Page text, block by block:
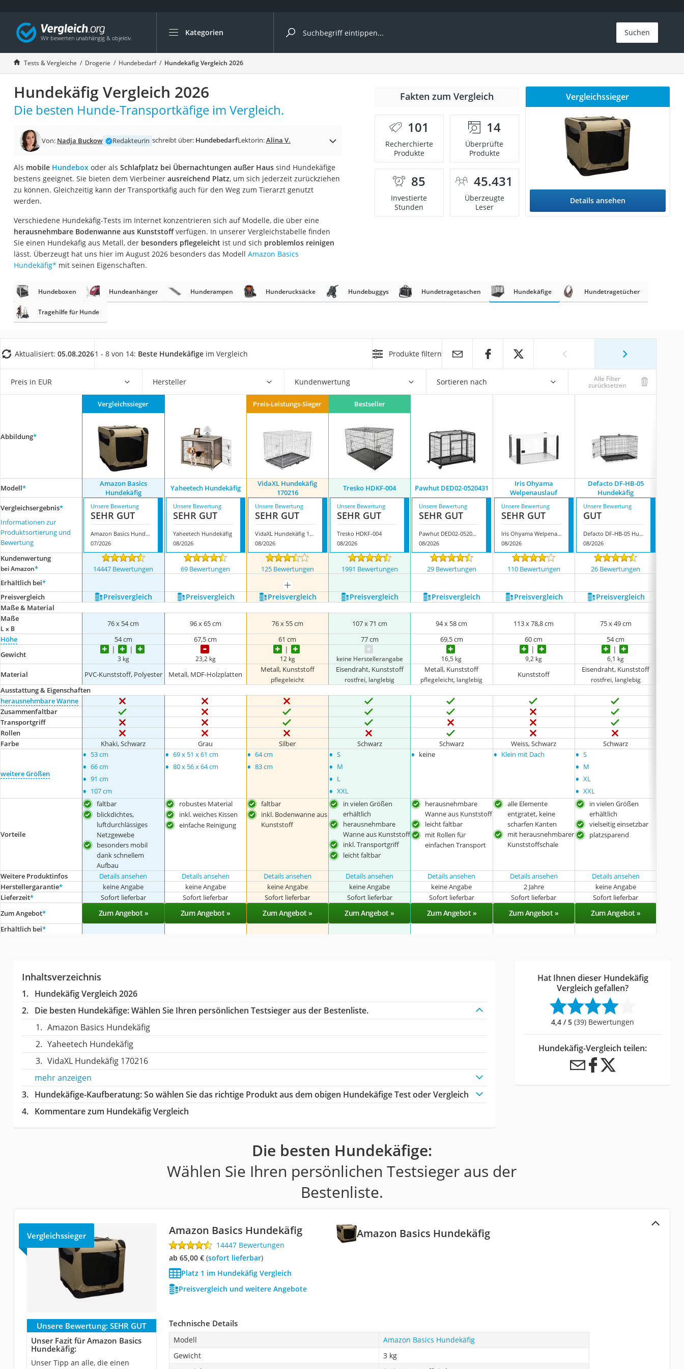
Kategorien
Die beliebtesten Vergleiche nach Kategorie
Drogerie
Inhalator
Haarschneider
Rollator
Braun Rasierer
Katzenklappe (Chip)
Masturbator
Massagepistole
Reisehaartrockner
Eiweißpulver
Magnesiumpräparat
Nackenmassagegerät
Zeckenschutz Katze
Schildkrötenhaus
Massagegerät
Service
Suchen
Tests & Vergleiche Drogerie Hundebedarf Hundekäfig Vergleich 2026
Hundekäfig Vergleich 2026
Die besten Hunde-Transportkäfige im Vergleich.
Von: Nadja Buckow Redakteurin schreibt über: HundebedarfLektorin:Alina V.
Als mobile Hundeboxoder als Schlafplatz bei Übernachtungen außer Haussind Hundekäfige
bestens geeignet. Sie bieten dem Vierbeiner ausreichend Platz, um sich jederzeit zurückziehen
zu können. Gleichzeitig kann der Transportkäfig auch für den Weg zum Tierarzt genutzt
werden.
Verschiedene Hundekäfig-Tests im Internet konzentrieren sich auf Modelle, die über eine
herausnehmbare Bodenwanne aus Kunststoffverfügen. In unserer Vergleichstabelle finden
Sie einen Hundekäfig aus Metall, der besonders pflegeleicht ist und sich problemlos reinigen
lässt. Überzeugt hat uns hier im August 2026 besonders das Modell Amazon Basics
Hundekäfig* mit seinen Eigenschaften.
Fakten zum Vergleich
101
Recherchierte
Produkte
14
Überprüfte
Produkte
85
Investierte
Stunden
45.431
Überzeugte
Leser
Vergleichssieger
Details ansehen
Hundeboxen Hundeanhänger Hunderampen Hunderucksäcke Hundebuggys Hundetragetaschen Hundekäfige Hundetragetücher
Tragehilfe für Hunde
Aktualisiert: 05.08.20261 - 8 von 14: Beste Hundekäfige im Vergleich Produkte filtern
Preis in EUR Hersteller Kundenwertung Sortieren nach Alle Filter
zurücksetzen
Abbildung*
Vergleichssieger Preis-Leistungs-Sieger Bestseller
Modell*
Amazon Basics
Hundekäfig
Yaheetech Hundekäfig
VidaXL Hundekäfig
170216
Tresko HDKF-004 Pawhut DED02-0520431
Iris Ohyama
Welpenauslauf
Defacto DF-HB-05
Hundekäfig
Vergleichsergebnis*
Informationen zur
Produktsortierung und
Bewertung
Unsere Bewertung
SEHR GUT
Amazon Basics Hundekäfig
07/2026
Unsere Bewertung
SEHR GUT
Yaheetech Hundekäfig
08/2026
Unsere Bewertung
SEHR GUT
VidaXL Hundekäfig 170216
08/2026
Unsere Bewertung
SEHR GUT
Tresko HDKF-004
08/2026
Unsere Bewertung
SEHR GUT
Pawhut DED02-0520431
08/2026
Unsere Bewertung
SEHR GUT
Iris Ohyama Welpenauslauf
08/2026
Unsere Bewertung
GUT
Defacto DF-HB-05 Hundekäfig
08/2026
Kundenwertung
bei Amazon* 14447 Bewertungen 69 Bewertungen 125 Bewertungen 1991 Bewertungen 29 Bewertungen 110 Bewertungen 26 Bewertungen
Erhältlich bei*
mehr anzeigen
Preis­vergleich
Preis­vergleich Preis­vergleich Preis­vergleich Preis­vergleich Preis­vergleich Preis­vergleich Preis­vergleich
Maße & Material
Maße
L x B
76 x 54 cm 96 x 65 cm 76 x 55 cm 107 x 71 cm 94 x 58 cm 113 x 78,8 cm 75 x 49 cm
Höhe
54 cm 67,5 cm 61 cm 77 cm 69,5 cm 60 cm
54 cm
Gewicht
3 kg 23,2 kg 12 kg keine Herstellerangabe 16,5 kg 9,2 kg 6,1 kg
Material PVC-Kunststoff, Polyester Metall, MDF-Holzplatten
Metall, Kunststoff
pflegeleicht
Eisendraht, Kunststoff
rostfrei, langlebig
Metall, Kunststoff
pflegeleicht, langlebig
Kunststoff
Eisendraht, Kunststoff
rostfrei, langlebig
Ausstattung & Eigenschaften
herausnehmbare Wanne
Zusammenfaltbar
Transportgriff
Rollen
Farbe
Khaki, Schwarz Grau Silber Schwarz Schwarz Weiss, Schwarz Schwarz
weitere Größen
• 53 cm
• 66 cm
• 91 cm
• 107 cm
• 69 x 51 x 61 cm
• 80 x 56 x 64 cm
• 64 cm
• 83 cm
• S
• M
• L
• XXL
• keine • Klein mit Dach • S
• M
• XL
• XXL
Vorteile
faltbar
blickdichtes,
luftdurchlässiges
Netzgewebe
besonders mobil
dank schnellem
Aufbau
robustes Material
inkl. weiches Kissen
einfache Reinigung
faltbar
inkl. Bodenwanne aus
Kunststoff
in vielen Größen
erhältlich
herausnehmbare
Wanne aus Kunststoff
inkl. Transportgriff
leicht faltbar
herausnehmbare
Wanne aus Kunststoff
leicht faltbar
mit Rollen für
einfachen Transport
alle Elemente
entgratet, keine
scharfen Kanten
mit herausnehmbarer
Kunststoffschale
in vielen Größen
erhältlich
vielseitig einsetzbar
platzsparend
Weitere Produktinfos Details ansehen Details ansehen Details ansehen Details ansehen Details ansehen Details ansehen
Details ansehen
Herstellergarantie* keine Angabe keine Angabe keine Angabe keine Angabe keine Angabe 2 Jahre keine Angabe
Lieferzeit* Sofort lieferbar Sofort lieferbar Sofort lieferbar Sofort lieferbar Sofort lieferbar Sofort lieferbar Sofort lieferbar
Zum Angebot* Zum Angebot » Zum Angebot » Zum Angebot » Zum Angebot » Zum Angebot » Zum Angebot » Zum Angebot »
Erhältlich bei*
Inhaltsverzeichnis
Hundekäfig Vergleich 2026
Die besten Hundekäfige:Wählen Sie Ihren persönlichen Testsieger aus der Bestenliste.
Amazon Basics Hundekäfig
Yaheetech Hundekäfig
VidaXL Hundekäfig 170216
mehr anzeigen
Hundekäfige-Kaufberatung: So wählen Sie das richtige Produkt aus dem obigen Hundekäfige Test oder Vergleich
Kommentare zum Hundekäfig Vergleich
Hat Ihnen dieser Hundekäfig
Vergleich gefallen?
4,4 / 5 (39) Bewertungen
Hundekäfig-Vergleich teilen:
Die besten Hundekäfige:
Wählen Sie Ihren persönlichen Testsieger aus der
Bestenliste.
Amazon Basics Hundekäfig
Vergleichssieger Amazon Basics Hundekäfig
14447 Bewertungen
ab 65,00 €( Sofort lieferbar)
Platz 1 im Hundekäfig Vergleich
Preisvergleich und weitere Angebote
Unsere Bewertung: SEHR GUT
Unser Fazit für Amazon Basics
Hundekäfig:
Unser Tipp an alle, die einen
Technische Details
Modell
Amazon Basics Hundekäfig
Gewicht
3 kg